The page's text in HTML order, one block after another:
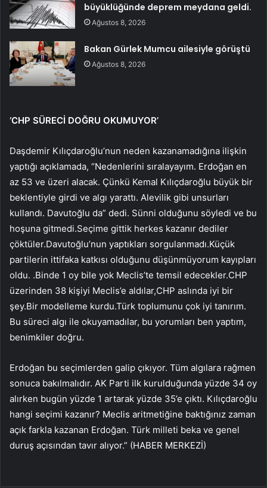
büyüklüğünde deprem meydana geldi.
Ağustos 8, 2026
Bakan Gürlek Mumcu ailesiyle görüştü
Ağustos 8, 2026
‘CHP SÜRECİ DOĞRU OKUMUYOR’
Daşdemir Kılıçdaroğlu’nun neden kazanamadığına ilişkin
yaptığı açıklamada, “Nedenlerini sıralayayım. Erdoğan en
az 53 ve üzeri alacak. Çünkü Kemal Kılıçdaroğlu büyük bir
beklentiyle girdi ve algı yarattı. Alevilik gibi unsurları
kullandı. Davutoğlu da” dedi. Sünni olduğunu söyledi ve bu
hoşuna gitmedi.Seçime gittik herkes kazanır dediler
çöktüler.Davutoğlu’nun yaptıkları sorgulanmadı.Küçük
partilerin ittifaka katkısı olduğunu düşünmüyorum kayıpları
oldu. .Binde 1 oy bile yok Meclis’te temsil edecekler.CHP
üzerinden 38 kişiyi Meclis’e aldılar,CHP aslında iyi bir
şey.Bir modelleme kurdu.Türk toplumunu çok iyi tanırım.
Bu süreci algı ile okuyamadılar, bu yorumları ben yaptım,
benimkiler doğru.
Erdoğan bu seçimlerden galip çıkıyor. Tüm algılara rağmen
sonuca bakılmalıdır. AK Parti ilk kurulduğunda yüzde 34 oy
alırken bugün yüzde 1 artarak yüzde 35’e çıktı. Kılıçdaroğlu
hangi seçimi kazanır? Meclis aritmetiğine baktığınız zaman
açık farkla kazanan Erdoğan. Türk milleti beka ve genel
duruş açısından tavır alıyor.” (HABER MERKEZİ)